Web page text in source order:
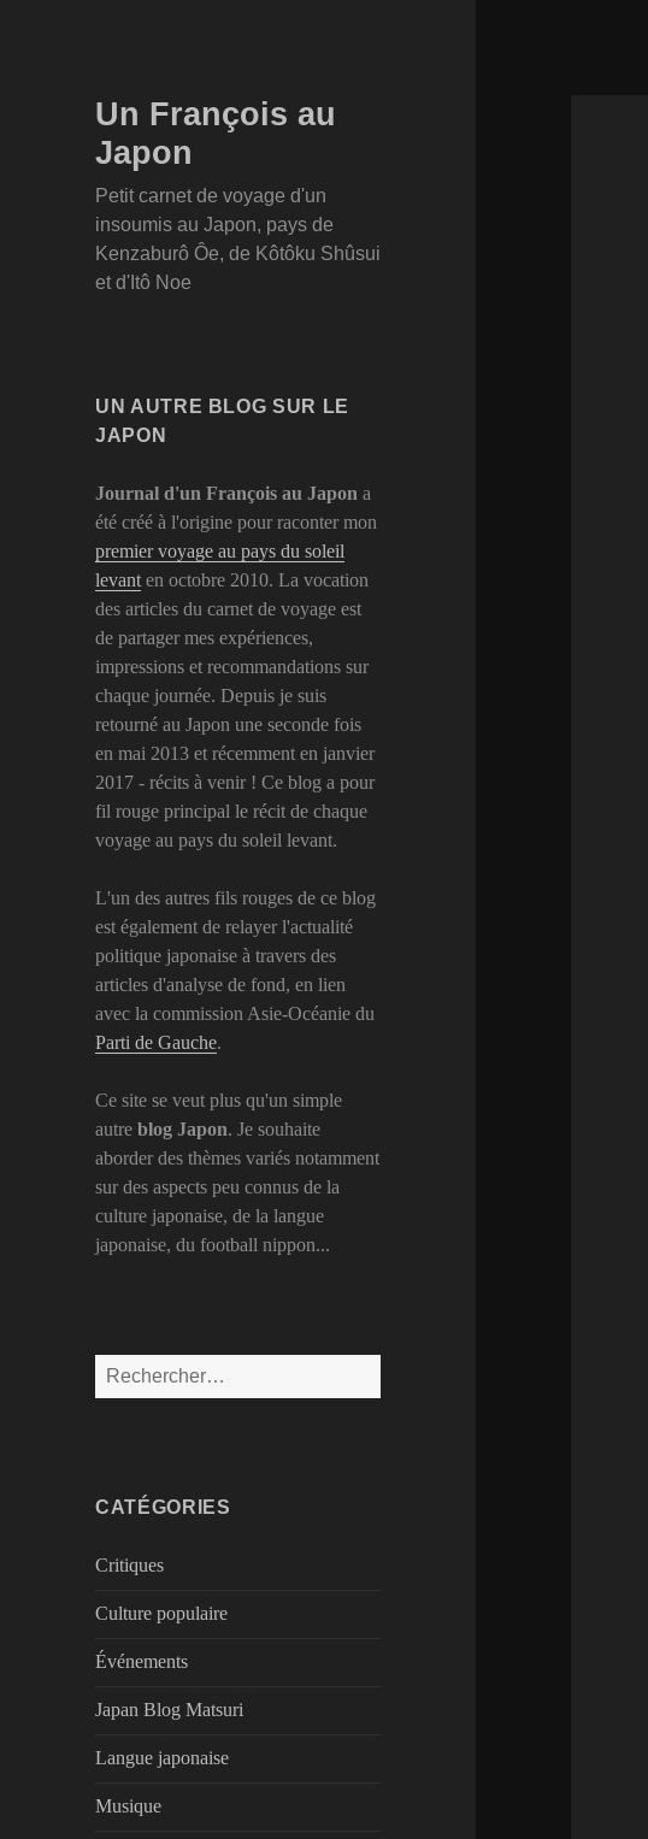
Un François au
Japon
Petit carnet de voyage d'un
insoumis au Japon, pays de
Kenzaburô Ôe, de Kôtôku Shûsui
et d'Itô Noe
UN AUTRE BLOG SUR LE
JAPON
Journal d'un François auJapon a
été créé à l'origine pour raconter mon
premier voyage au pays du soleil
levant en octobre 2010. La vocation
des articles du carnet de voyage est
de partager mes expériences,
impressions et recommandations sur
chaque journée. Depuis je suis
retourné au Japon une seconde fois
en mai 2013 et récemment en janvier
2017 - récits à venir ! Ce blog a pour
fil rouge principal le récit de chaque
voyage au pays du soleil levant.
L'un des autres fils rouges de ce blog
est également de relayer l'actualité
politique japonaise à travers des
articles d'analyse de fond, en lien
avec la commission Asie-Océanie du
Parti de Gauche.
Ce site se veut plus qu'un simple
autreblog Japon. Je souhaite
aborder des thèmes variés notamment
sur des aspects peu connus de la
culture japonaise, de la langue
japonaise, du football nippon...
Rechercher :
CATÉGORIES
Critiques
Culture populaire
Événements
Japan Blog Matsuri
Langue japonaise
Musique